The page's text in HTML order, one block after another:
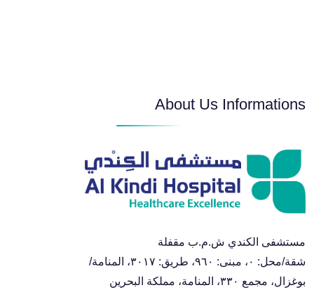
About Us Informations
مستشفى الكندي ش.م.ب مقفلة
شقة/محل: ٠، مبنى: ٩٦٠، طريق: ٣٠١٧، المنامة/
بوغزال، مجمع ٣٣٠، المنامة، مملكة البحرين